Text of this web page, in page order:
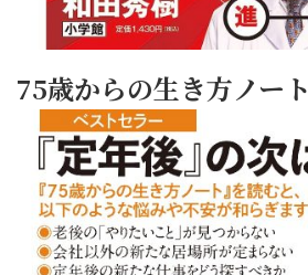
75歳からの生き方ノート